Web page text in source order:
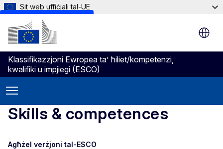
Skip to main content
Sit web uffiċjali tal-UE
Klassifikazzjoni Ewropea ta’ ħiliet/kompetenzi,
kwalifiki u impjiegi (ESCO)
Skills & competences
Agħżel verżjoni tal-ESCO